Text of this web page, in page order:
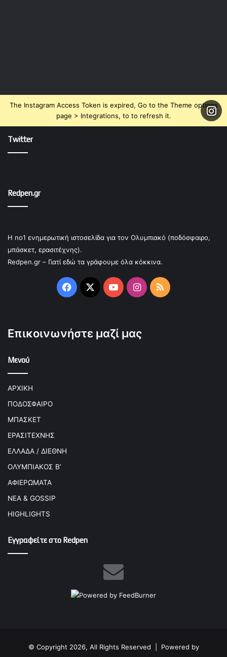
The Instagram Access Token is expired, Go to the Theme options
page > Integrations, to to refresh it.
Twitter
Redpen.gr
Η no1 ενημερωτική ιστοσελίδα για τον Ολυμπιακό (ποδόσφαιρο,
μπάσκετ, ερασιτέχνης).
Redpen.gr – Γιατί εδώ τα γράφουμε όλα κόκκινα.
Facebook
X YouTubeInstagram
RSS
Επικοινωνήστε μαζί μας
Μενού
ΑΡΧΙΚΗ
ΠΟΔΟΣΦΑΙΡΟ
ΜΠΑΣΚΕΤ
ΕΡΑΣΙΤΕΧΝΗΣ
ΕΛΛΑΔΑ / ΔΙΕΘΝΗ
ΟΛΥΜΠΙΑΚΟΣ Β’
ΑΦΙΕΡΩΜΑΤΑ
ΝΕΑ & GOSSIP
HIGHLIGHTS
Εγγραφείτε στο Redpen
© Copyright 2026, All Rights Reserved | Powered by